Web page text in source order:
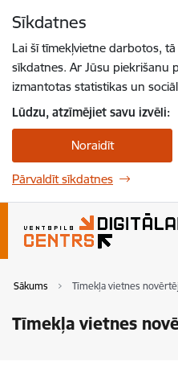
Sīkdatnes
Lai šī tīmekļvietne darbotos,
sīkdatnes. Ar Jūsu piekrišanu
izmantotas statistikas un
Lūdzu, atzīmējiet savu izvēli:
Noraidīt
Pārvaldīt sīkdatnes
Sākums Tīmekļa vietnes
Tīmekļa vietnes